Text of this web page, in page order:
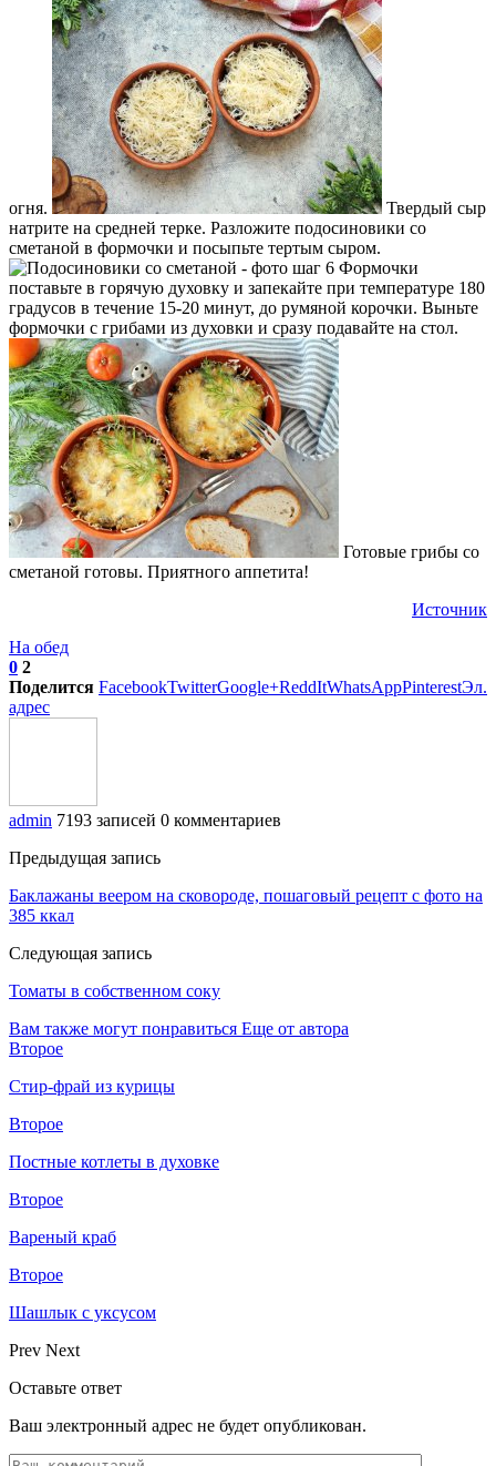
огня.
Твердый сыр
натрите на средней терке. Разложите подосиновики со
сметаной в формочки и посыпьте тертым сыром.
Формочки
поставьте в горячую духовку и запекайте при температуре 180
градусов в течение 15-20 минут, до румяной корочки. Выньте
формочки с грибами из духовки и сразу подавайте на стол.
Готовые грибы со
сметаной готовы. Приятного аппетита!
Источник
На обед
0 2
Поделится FacebookTwitterGoogle+ReddItWhatsAppPinterestЭл.
адрес
admin 7193 записей 0 комментариев
Предыдущая запись
Баклажаны веером на сковороде, пошаговый рецепт с фото на
385 ккал
Следующая запись
Томаты в собственном соку
Вам также могут понравиться Еще от автора
Второе
Стир-фрай из курицы
Второе
Постные котлеты в духовке
Второе
Вареный краб
Второе
Шашлык с уксусом
Prev Next
Оставьте ответ
Ваш электронный адрес не будет опубликован.